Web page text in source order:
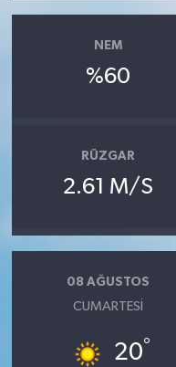
NEM
%60
RÜZGAR
2.61 M/S
08 AĞUSTOS
CUMARTESI
20°